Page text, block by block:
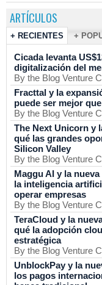
ARTÍCULOS
+ RECIENTES +
Cicada levanta
digitalización del
By the Blog Venture
Fracttal y la
puede ser mejor
By the Blog Venture
The Next Unicorn y
qué las grandes
Silicon Valley
By the Blog Venture
Maggu AI y la
la inteligencia
operar empresas
By the Blog Venture
TeraCloud y la
qué la adopción
estratégica
By the Blog Venture
UnblockPay y la
los pagos